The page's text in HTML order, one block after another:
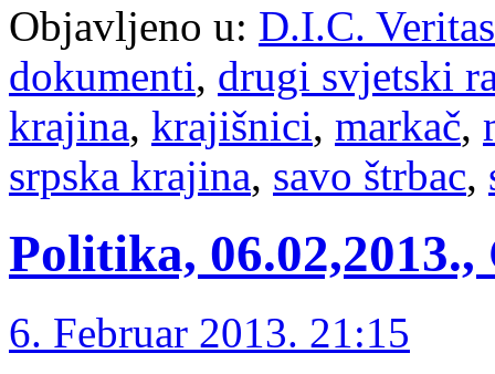
Objavljeno u: D.I.C.
dokumenti, drugi svjetski
krajina, krajišnici, markač,
srpska krajina, savo štrbac,
Politika,
6. Februar 2013. 21:15